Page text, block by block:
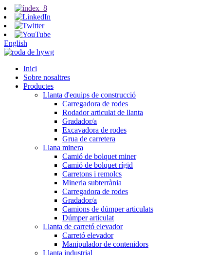
English
Inici
Sobre nosaltres
Productes
Llanta d'equips de construcció
Carregadora de rodes
Rodador articulat de llanta
Gradador/a
Excavadora de rodes
Grua de carretera
Llana minera
Camió de bolquet miner
Camió de bolquet rígid
Carretons i remolcs
Mineria subterrània
Carregadora de rodes
Gradador/a
Camions de dúmper articulats
Dúmper articulat
Llanta de carretó elevador
Carretó elevador
Manipulador de contenidors
Llanta industrial